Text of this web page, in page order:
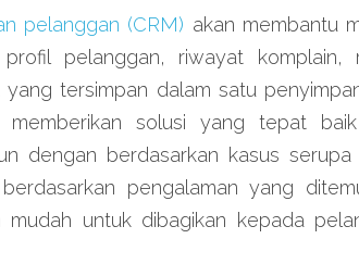
pelanggan (CRM) akan membantu
pelanggan, riwayat komplain,
tersimpan dalam satu
solusi yang tepat
dengan berdasarkan kasus
pengalaman yang
untuk dibagikan kepada